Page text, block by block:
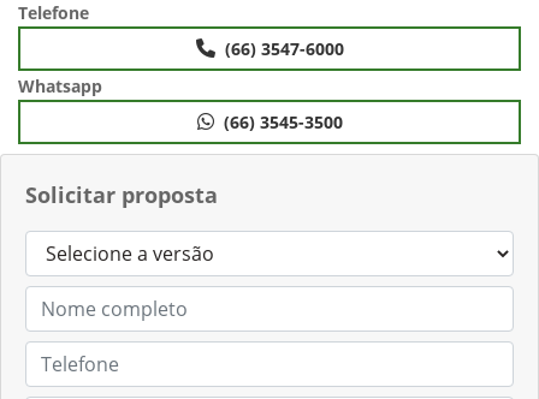
Solicitar proposta
Telefone
(66) 3547-6000
Whatsapp
(66) 3545-3500